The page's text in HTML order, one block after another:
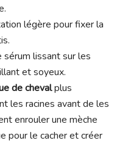
légère pour fixer la
lissant sur les
et soyeux.
de chevalplus
les racines avant de les
enrouler une mèche
pour le cacher et créer